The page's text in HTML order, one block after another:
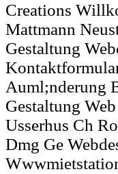
Creations
Mattmann
Gestaltung
Auml;nderung
Gestaltung
Usserhus Ch
Dmg Ge